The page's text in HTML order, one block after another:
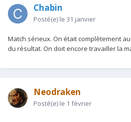
Chabin
Posté(e) le 31 janvier
Match sérieux. On était complètement
du résultat. On doit encore travailler la
Neodraken
Posté(e) le 1 février